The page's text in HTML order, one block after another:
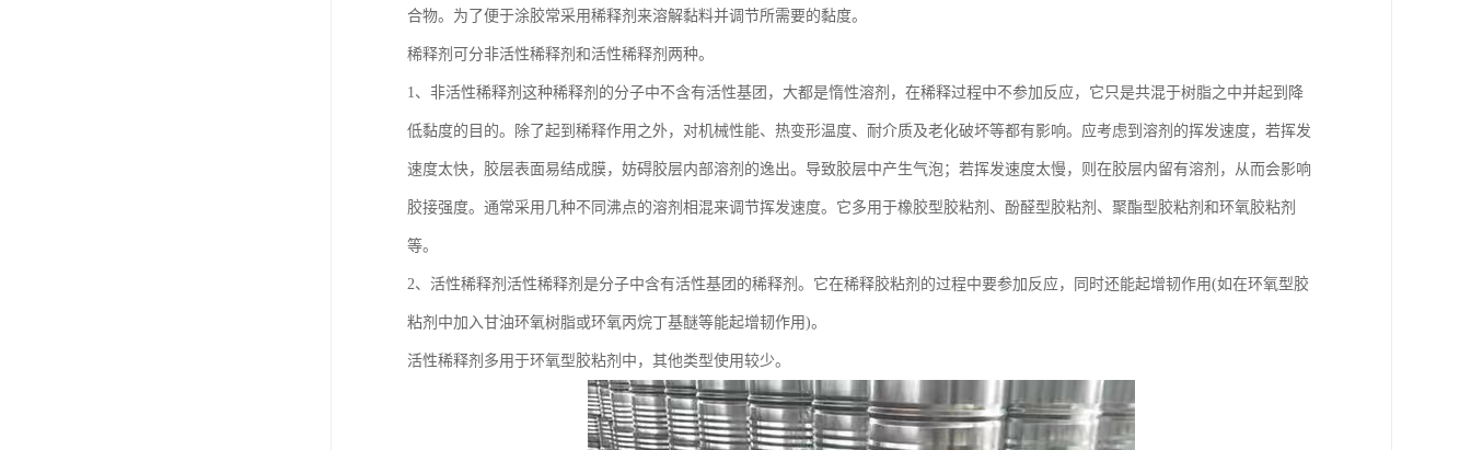
合物。为了便于涂胶常采用稀释剂来溶解黏料并调节所需要的黏度。
稀释剂可分非活性稀释剂和活性稀释剂两种。
1、非活性稀释剂这种稀释剂的分子中不含有活性基团，大都是惰性溶剂，在稀释过程中不参加反应，它只是共混于树脂之中并起到降
低黏度的目的。除了起到稀释作用之外，对机械性能、热变形温度、耐介质及老化破坏等都有影响。应考虑到溶剂的挥发速度，若挥发
速度太快，胶层表面易结成膜，妨碍胶层内部溶剂的逸出。导致胶层中产生气泡；若挥发速度太慢，则在胶层内留有溶剂，从而会影响
胶接强度。通常采用几种不同沸点的溶剂相混来调节挥发速度。它多用于橡胶型胶粘剂、酚醛型胶粘剂、聚酯型胶粘剂和环氧胶粘剂
等。
2、活性稀释剂活性稀释剂是分子中含有活性基团的稀释剂。它在稀释胶粘剂的过程中要参加反应，同时还能起增韧作用(如在环氧型胶
粘剂中加入甘油环氧树脂或环氧丙烷丁基醚等能起增韧作用)。
活性稀释剂多用于环氧型胶粘剂中，其他类型使用较少。